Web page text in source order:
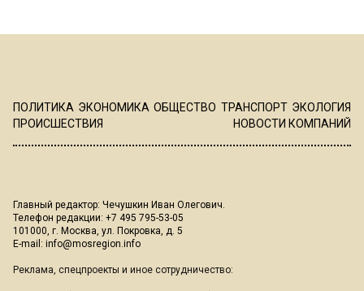
ПОЛИТИКА ЭКОНОМИКА ОБЩЕСТВО ТРАНСПОРТ ЭКОЛОГИЯ
ПРОИСШЕСТВИЯ
НОВОСТИ КОМПАНИЙ
Главный редактор: Чечушкин Иван Олегович.
Телефон редакции: +7 495 795-53-05
101000, г. Москва, ул. Покровка, д. 5
E-mail: info@mosregion.info
Реклама, спецпроекты и иное сотрудничество: